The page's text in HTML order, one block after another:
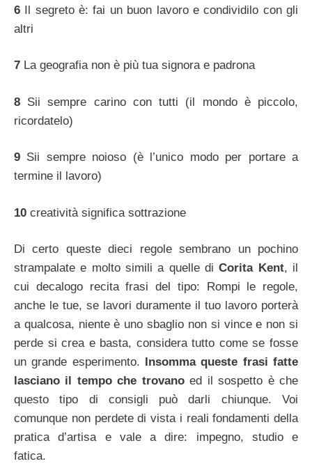
6 Il segreto è: fai un buon lavoro e condividilo con gli
altri
7 La geografia non è più tua signora e padrona
8 Sii sempre carino con tutti (il mondo è piccolo,
ricordatelo)
9 Sii sempre noioso (è l’unico modo per portare a
termine il lavoro)
10 creatività significa sottrazione
Di certo queste dieci regole sembrano un pochino
strampalate e molto simili a quelle diCorita Kent, il
cui decalogo recita frasi del tipo: Rompi le regole,
anche le tue, se lavori duramente il tuo lavoro porterà
a qualcosa, niente è uno sbaglio non si vince e non si
perde si crea e basta, considera tutto come se fosse
un grande esperimento. Insomma queste frasi fatte
lasciano il tempo che trovanoed il sospetto è che
questo tipo di consigli può darli chiunque. Voi
comunque non perdete di vista i reali fondamenti della
pratica d’artisa e vale a dire: impegno, studio e
fatica.